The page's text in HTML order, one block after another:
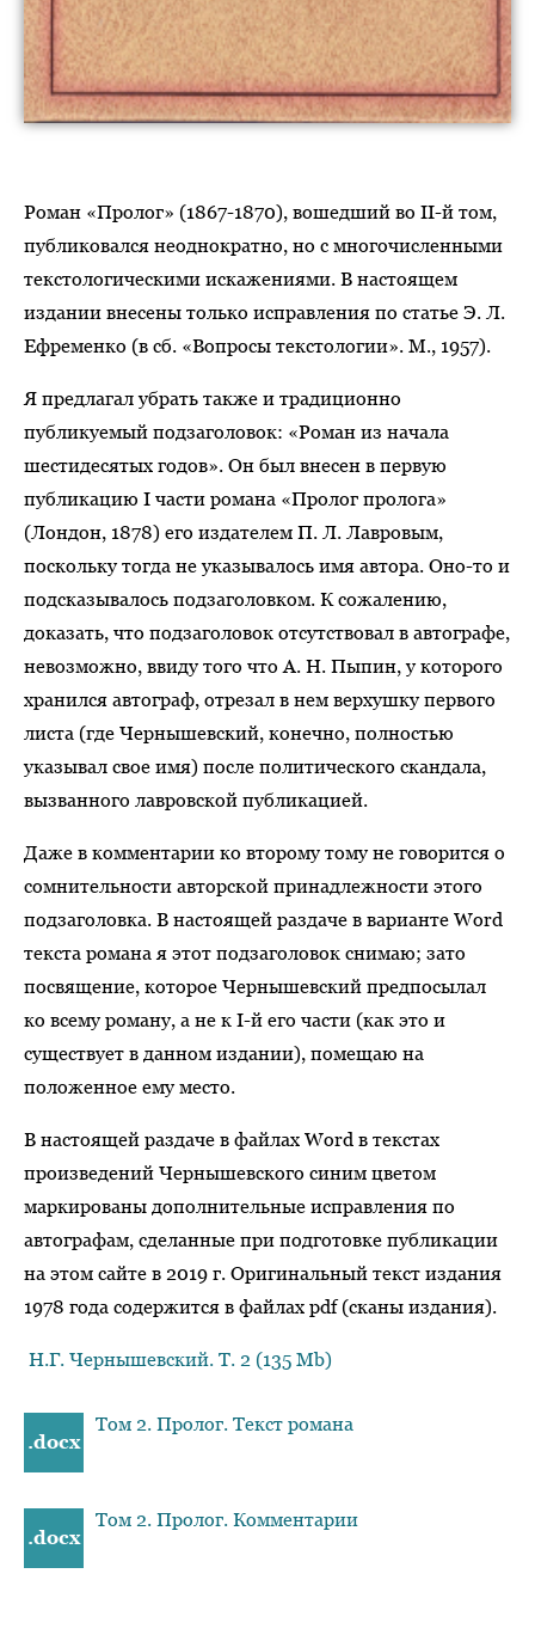
Роман «Пролог» (1867-1870), вошедший во II-й том,
публиковался неоднократно, но с многочисленными
текстологическими искажениями. В настоящем
издании внесены только исправления по статье Э. Л.
Ефременко (в сб. «Вопросы текстологии». М., 1957).
Я предлагал убрать также и традиционно
публикуемый подзаголовок: «Роман из начала
шестидесятых годов». Он был внесен в первую
публикацию I части романа «Пролог пролога»
(Лондон, 1878) его издателем П. Л. Лавровым,
поскольку тогда не указывалось имя автора. Оно-то и
подсказывалось подзаголовком. К сожалению,
доказать, что подзаголовок отсутствовал в автографе,
невозможно, ввиду того что А. Н. Пыпин, у которого
хранился автограф, отрезал в нем верхушку первого
листа (где Чернышевский, конечно, полностью
указывал свое имя) после политического скандала,
вызванного лавровской публикацией.
Даже в комментарии ко второму тому не говорится о
сомнительности авторской принадлежности этого
подзаголовка. В настоящей раздаче в варианте Word
текста романа я этот подзаголовок снимаю; зато
посвящение, которое Чернышевский предпосылал
ко всему роману, а не к I-й его части (как это и
существует в данном издании), помещаю на
положенное ему место.
В настоящей раздаче в файлах Word в текстах
произведений Чернышевского синим цветом
маркированы дополнительные исправления по
автографам, сделанные при подготовке публикации
на этом сайте в 2019 г. Оригинальный текст издания
1978 года содержится в файлах pdf (сканы издания).
Н.Г. Чернышевский. Т. 2 (135 Mb)
.docx
Том 2. Пролог. Текст романа
.docx
Том 2. Пролог. Комментарии